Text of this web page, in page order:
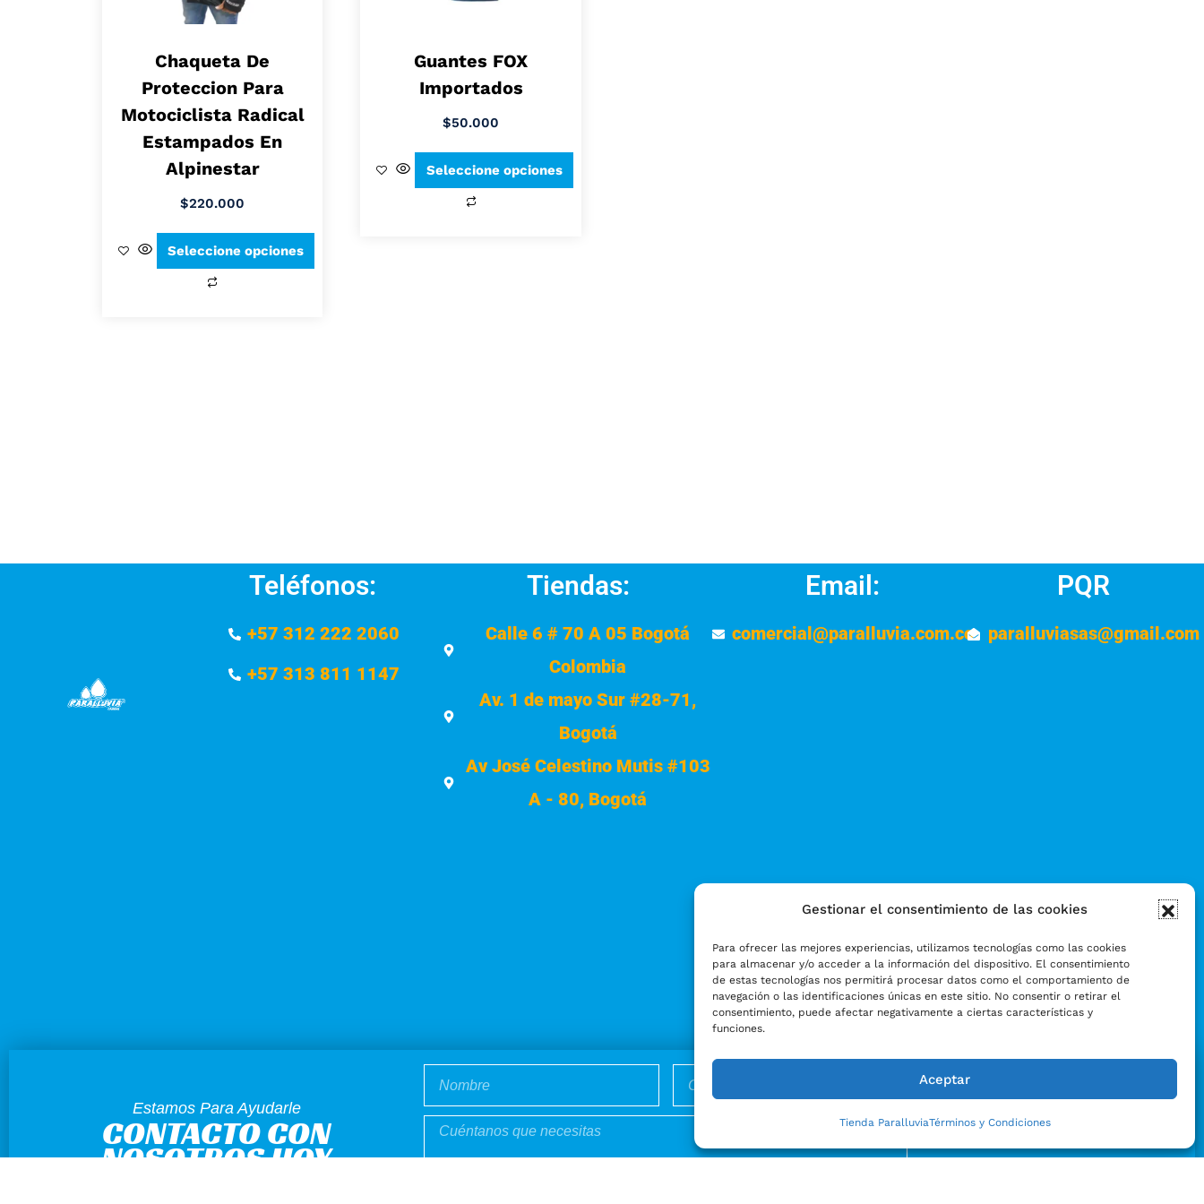
Gestionar el consentimiento de las cookies
Para ofrecer las mejores experiencias, utilizamos tecnologías como las cookies
para almacenar y/o acceder a la información del dispositivo. El consentimiento
de estas tecnologías nos permitirá procesar datos como el comportamiento de
navegación o las identificaciones únicas en este sitio. No consentir o retirar el
consentimiento, puede afectar negativamente a ciertas características y
funciones.
Aceptar
Tienda ParalluviaTérminos y Condiciones
Chaqueta De
Proteccion Para
Motociclista Radical
Estampados En
Alpinestar
$220.000
Seleccione opciones
Guantes FOX
Importados
$50.000
Seleccione opciones
Teléfonos:
+57 312 222 2060
+57 313 811 1147
Tiendas:
Calle 6 # 70 A 05 Bogotá
Colombia
Av. 1 de mayo Sur #28-71,
Bogotá
Av José Celestino Mutis #103
A - 80, Bogotá
Email:
comercial@paralluvia.com.co
PQR
paralluviasas@gmail.com
Estamos Para Ayudarle
CONTACTO CON
NOSOTROS HOY